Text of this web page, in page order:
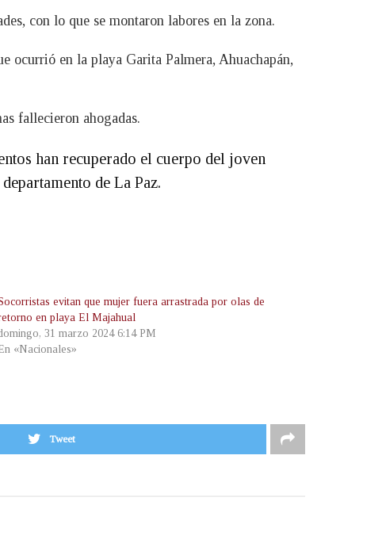
con lo que se montaron labores en la zona.
ocurrió en la playa Garita Palmera, Ahuachapán,
fallecieron ahogadas.
han recuperado el cuerpo del joven
de La Paz.
evitan que mujer fuera arrastrada por olas de
en playa El Majahual
31 marzo 2024 6:14 PM
«Nacionales»
Tweet